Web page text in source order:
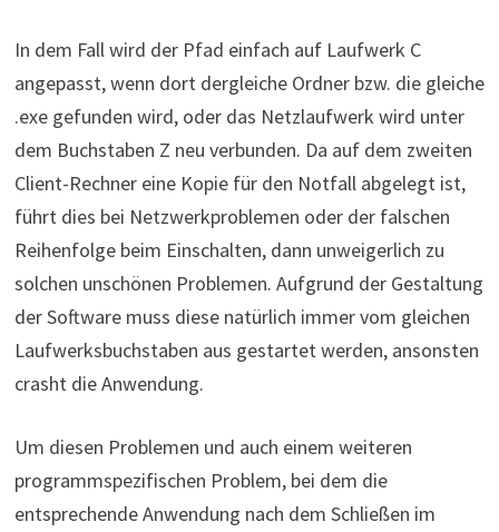
In dem Fall wird der Pfad einfach auf Laufwerk C
angepasst, wenn dort dergleiche Ordner bzw. die gleiche
.exe gefunden wird, oder das Netzlaufwerk wird unter
dem Buchstaben Z neu verbunden. Da auf dem zweiten
Client-Rechner eine Kopie für den Notfall abgelegt ist,
führt dies bei Netzwerkproblemen oder der falschen
Reihenfolge beim Einschalten, dann unweigerlich zu
solchen unschönen Problemen. Aufgrund der Gestaltung
der Software muss diese natürlich immer vom gleichen
Laufwerksbuchstaben aus gestartet werden, ansonsten
crasht die Anwendung.
Um diesen Problemen und auch einem weiteren
programmspezifischen Problem, bei dem die
entsprechende Anwendung nach dem Schließen im